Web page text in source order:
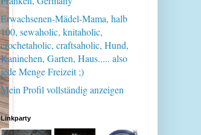
Erwachsenen-Mädel-Mama, halb
100, sewaholic, knitaholic,
crochetaholic, craftsaholic, Hund,
Kaninchen, Garten, Haus..... also
jede Menge Freizeit ;)
Mein Profil vollständig anzeigen
Linkparty